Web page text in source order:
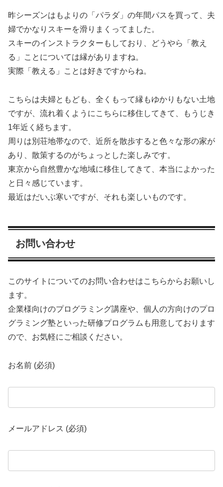
昨シーズンはもよりの「パラダ」の年間パスを買って、夫
婦でかなりスキーを滑りまくってました。
スキーのインストラクターもしており、どうやら「教え
る」ことについては縁がありますね。
実際「教える」ことは好きですからね。
こちらは夫婦ともども、全くもって縁もゆかりもない土地
ですが、流れ着くようにこちらに移住してきて、もうじき
1年近く経ちます。
周りは別荘地帯なので、近所を散歩すると色々な形の家が
あり、散策するのがちょっとした楽しみです。
東京から自然豊かな地域に移住してきて、本当によかった
と日々感じています。
最近はだいぶ寒いですが、それも楽しいものです。
お問い合わせ
このサイトについてのお問い合わせはこちらからお願いし
ます。
企業様向けのプログラミング講座や、個人の方向けのプロ
グラミング塾といった研修プログラムも用意しております
ので、お気軽にご相談ください。
お名前 (必須)
メールアドレス (必須)